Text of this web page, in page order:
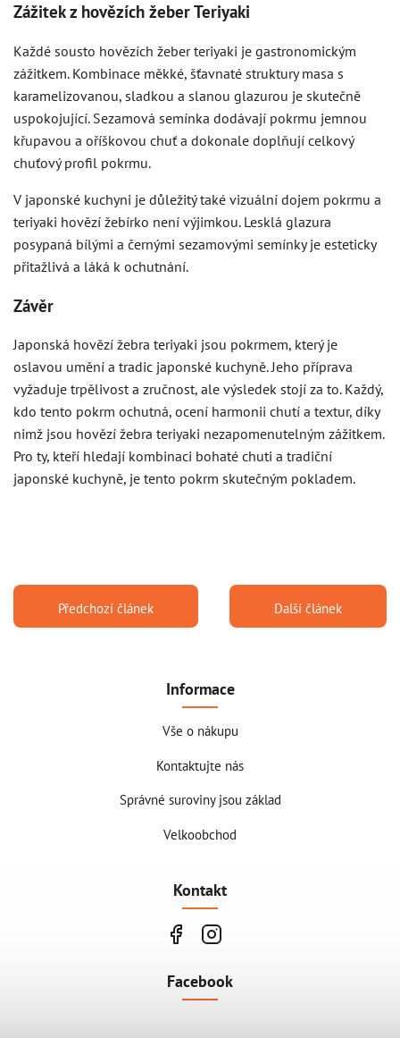
Zážitek z hovězích žeber Teriyaki
Každé sousto hovězích žeber teriyaki je gastronomickým
zážitkem. Kombinace měkké, šťavnaté struktury masa s
karamelizovanou, sladkou a slanou glazurou je skutečně
uspokojující. Sezamová semínka dodávají pokrmu jemnou
křupavou a oříškovou chuť a dokonale doplňují celkový
chuťový profil pokrmu.
V japonské kuchyni je důležitý také vizuální dojem pokrmu a
teriyaki hovězí žebírko není výjimkou. Lesklá glazura
posypaná bílými a černými sezamovými semínky je esteticky
přitažlivá a láká k ochutnání.
Závěr
Japonská hovězí žebra teriyaki jsou pokrmem, který je
oslavou umění a tradic japonské kuchyně. Jeho příprava
vyžaduje trpělivost a zručnost, ale výsledek stojí za to. Každý,
kdo tento pokrm ochutná, ocení harmonii chutí a textur, díky
nimž jsou hovězí žebra teriyaki nezapomenutelným zážitkem.
Pro ty, kteří hledají kombinaci bohaté chuti a tradiční
japonské kuchyně, je tento pokrm skutečným pokladem.
Předchozí článek Další článek
Informace
Vše o nákupu
Kontaktujte nás
Správné suroviny jsou základ
Velkoobchod
Kontakt
Facebook